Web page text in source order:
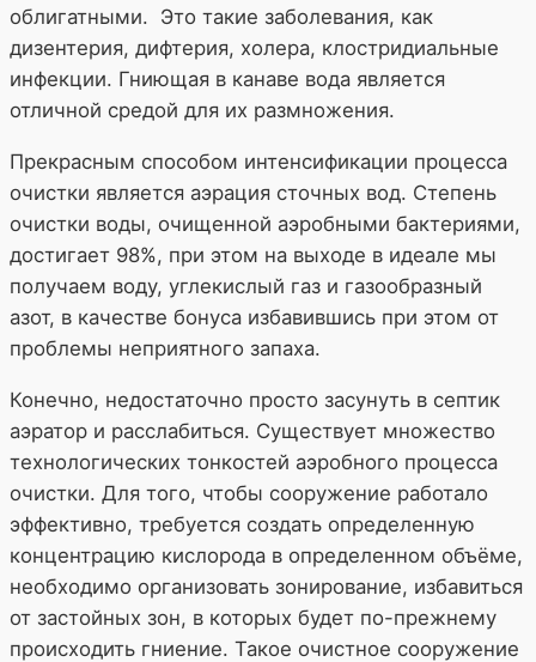
облигатными. Это такие заболевания, как
дизентерия, дифтерия, холера, клостридиальные
инфекции. Гниющая в канаве вода является
отличной средой для их размножения.
Прекрасным способом интенсификации процесса
очистки является аэрация сточных вод. Степень
очистки воды, очищенной аэробными бактериями,
достигает 98%, при этом на выходе в идеале мы
получаем воду, углекислый газ и газообразный
азот, в качестве бонуса избавившись при этом от
проблемы неприятного запаха.
Конечно, недостаточно просто засунуть в септик
аэратор и расслабиться. Существует множество
технологических тонкостей аэробного процесса
очистки. Для того, чтобы сооружение работало
эффективно, требуется создать определенную
концентрацию кислорода в определенном объёме,
необходимо организовать зонирование, избавиться
от застойных зон, в которых будет по-прежнему
происходить гниение. Такое очистное сооружение